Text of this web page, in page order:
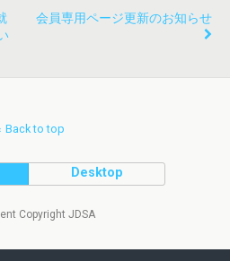
会員専用ページ更新のお知らせ
Back to top
Desktop
Copyright JDSA